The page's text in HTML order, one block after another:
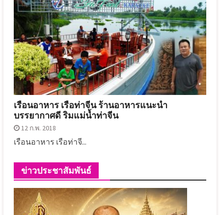
เรือนอาหาร เรือท่าจีน ร้านอาหารแนะนำ
บรรยากาศดี ริมแม่น้ำท่าจีน
12 ก.พ. 2018
เรือนอาหาร เรือท่าจี...
ข่าวประชาสัมพันธ์